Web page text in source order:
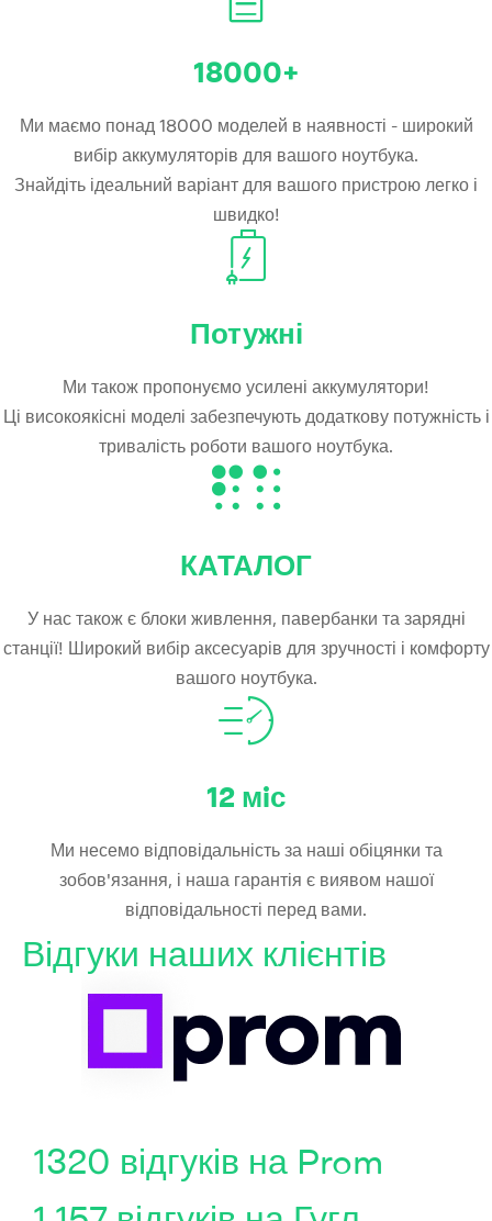
18000+
Ми маємо понад 18000 моделей в наявності - широкий
вибір аккумуляторів для вашого ноутбука.
Знайдіть ідеальний варіант для вашого пристрою легко і
швидко!
Потужні
Ми також пропонуємо усилені аккумулятори!
Ці високоякісні моделі забезпечують додаткову потужність і
тривалість роботи вашого ноутбука.
КАТАЛОГ
У нас також є блоки живлення, павербанки та зарядні
станції! Широкий вибір аксесуарів для зручності і комфорту
вашого ноутбука.
12 мiс
Ми несемо відповідальність за наші обіцянки та
зобов'язання, і наша гарантія є виявом нашої
відповідальності перед вами.
Відгуки наших клієнтів
1320 відгуків на Prom